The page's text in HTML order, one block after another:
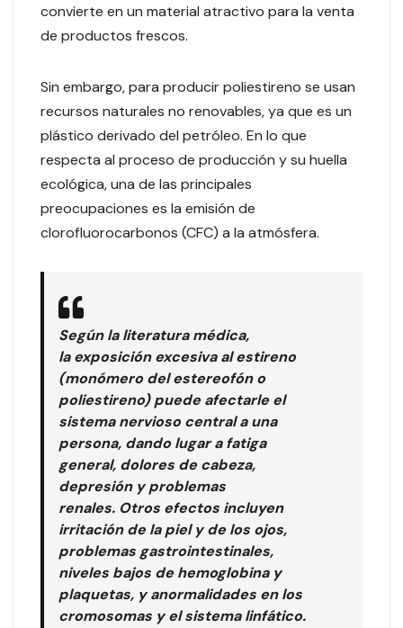
convierte en un material atractivo para la venta
de productos frescos.
Sin embargo, para producir poliestireno se usan
recursos naturales no renovables, ya que es un
plástico derivado del petróleo. En lo que
respecta al proceso de producción y su huella
ecológica, una de las principales
preocupaciones es la emisión de
clorofluorocarbonos (CFC) a la atmósfera.
Según la literatura médica,
la exposición excesiva al estireno
(monómero del estereofón o
poliestireno) puede afectarle el
sistema nervioso central a una
persona, dando lugar a fatiga
general, dolores de cabeza,
depresión y problemas
renales. Otros efectos incluyen
irritación de la piel y de los ojos,
problemas gastrointestinales,
niveles bajos de hemoglobina y
plaquetas, y anormalidades en los
cromosomas y el sistema linfático.